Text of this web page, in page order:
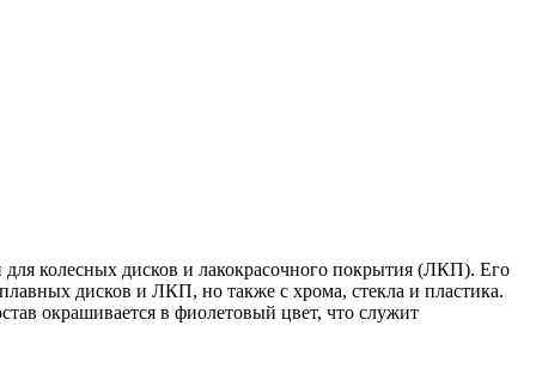
колесных дисков и лакокрасочного покрытия (ЛКП). Его
дисков и ЛКП, но также с хрома, стекла и пластика.
окрашивается в фиолетовый цвет, что служит